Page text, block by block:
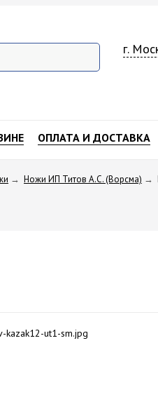
г.
ОПЛАТА И ДОСТАВКА
→ Ножи ИП Титов A.C. (Ворсма) →